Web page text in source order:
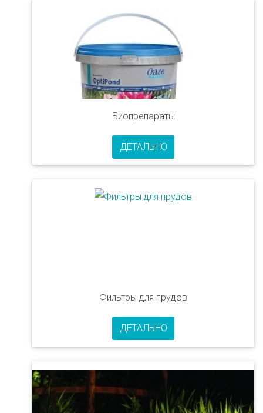
Биопрепараты
ДЕТАЛЬНО
Фильтры для прудов
ДЕТАЛЬНО